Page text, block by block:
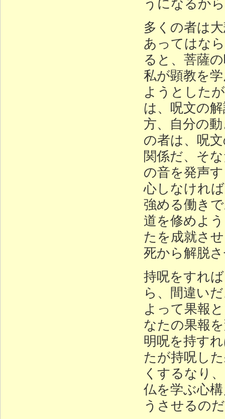
多くの者は
あってはな
ると、菩薩
私が顕教を
ようとした
は、呪文の
方、自分の
の者は、呪
関係だ、そ
の音を発声
心しなけれ
強める働き
道を修めよ
たを成就さ
死から解脱
持呪をすれ
ら、間違い
よって果報
なたの果報
明呪を持す
たが持呪し
くするなり
仏を学ぶ心
うさせるの